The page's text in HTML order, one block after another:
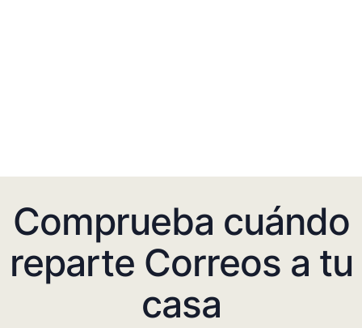
Comprueba cuándo
reparte Correos a tu
casa